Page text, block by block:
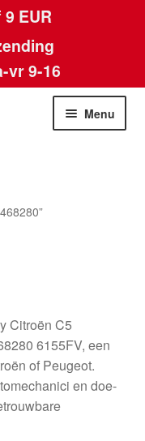
EUR
vr 9-16
Menu
Citroën C5
6155FV, een
of Peugeot.
en doe-